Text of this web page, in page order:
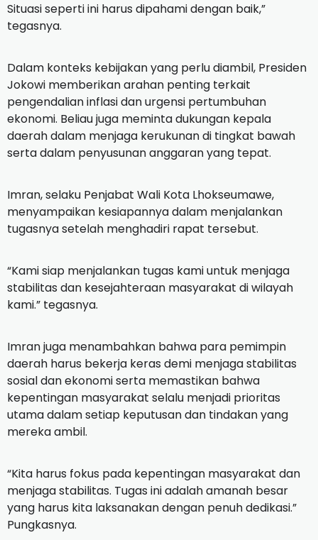
Situasi seperti ini harus dipahami dengan baik,”
tegasnya.
Dalam konteks kebijakan yang perlu diambil, Presiden
Jokowi memberikan arahan penting terkait
pengendalian inflasi dan urgensi pertumbuhan
ekonomi. Beliau juga meminta dukungan kepala
daerah dalam menjaga kerukunan di tingkat bawah
serta dalam penyusunan anggaran yang tepat.
Imran, selaku Penjabat Wali Kota Lhokseumawe,
menyampaikan kesiapannya dalam menjalankan
tugasnya setelah menghadiri rapat tersebut.
“Kami siap menjalankan tugas kami untuk menjaga
stabilitas dan kesejahteraan masyarakat di wilayah
kami.” tegasnya.
Imran juga menambahkan bahwa para pemimpin
daerah harus bekerja keras demi menjaga stabilitas
sosial dan ekonomi serta memastikan bahwa
kepentingan masyarakat selalu menjadi prioritas
utama dalam setiap keputusan dan tindakan yang
mereka ambil.
“Kita harus fokus pada kepentingan masyarakat dan
menjaga stabilitas. Tugas ini adalah amanah besar
yang harus kita laksanakan dengan penuh dedikasi.”
Pungkasnya.